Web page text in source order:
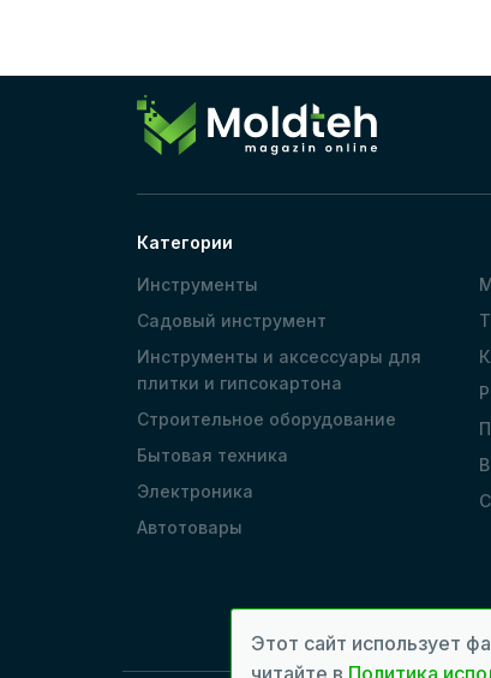
Категории
Инструменты
Садовый инструмент
Инструменты и аксессуары для
плитки и гипсокартона
Строительное оборудование
Бытовая техника
Электроника
Автотовары
Этот сайт использует
читайте в Политика